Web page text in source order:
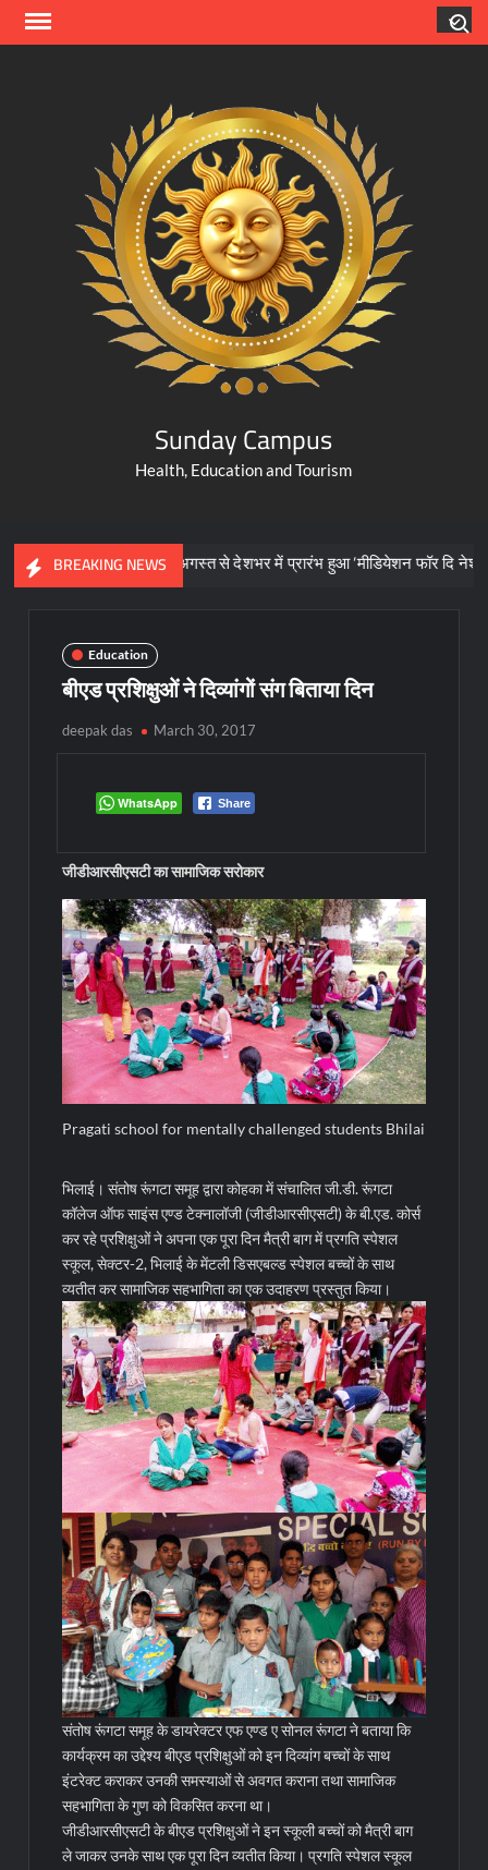
Skip
Sunday Campus
Health, Education and Tourism
BREAKING NEWS
1 अगस्त से देशभर में प्रारंभ हुआ ’मीडियेशन फॉर दि नेशन 3.0’ अभियान
Education
बीएड प्रशिक्षुओं ने दिव्यांगों संग बिताया दिन
deepak das March 30, 2017
WhatsApp Share
जीडीआरसीएसटी का सामाजिक सरोकार
Pragati school for mentally challenged students Bhilai
भिलाई। संतोष रूंगटा समूह द्वारा कोहका में संचालित जी.डी. रूंगटा
कॉलेज ऑफ साइंस एण्ड टेक्नालॉजी (जीडीआरसीएसटी) के बी.एड. कोर्स
कर रहे प्रशिक्षुओं ने अपना एक पूरा दिन मैत्री बाग में प्रगति स्पेशल
स्कूल, सेक्टर-2, भिलाई के मेंटली डिसएबल्ड स्पेशल बच्चों के साथ
व्यतीत कर सामाजिक सहभागिता का एक उदाहरण प्रस्तुत किया।
संतोष रूंगटा समूह के डायरेक्टर एफ एण्ड ए सोनल रूंगटा ने बताया कि
कार्यक्रम का उद्देश्य बीएड प्रशिक्षुओं को इन दिव्यांग बच्चों के साथ
इंटरेक्ट कराकर उनकी समस्याओं से अवगत कराना तथा सामाजिक
सहभागिता के गुण को विकसित करना था।
जीडीआरसीएसटी के बीएड प्रशिक्षुओं ने इन स्कूली बच्चों को मैत्री बाग
ले जाकर उनके साथ एक पूरा दिन व्यतीत किया। प्रगति स्पेशल स्कूल